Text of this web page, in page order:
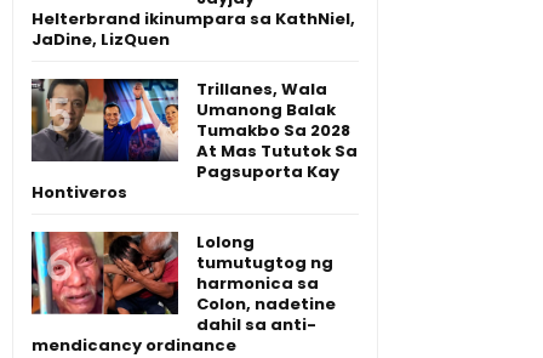
Helterbrand ikinumpara sa KathNiel,
JaDine, LizQuen
Trillanes, Wala
Umanong Balak
Tumakbo Sa 2028
At Mas Tututok Sa
Pagsuporta Kay
Hontiveros
Lolong
tumutugtog ng
harmonica sa
Colon, nadetine
dahil sa anti-
mendicancy ordinance